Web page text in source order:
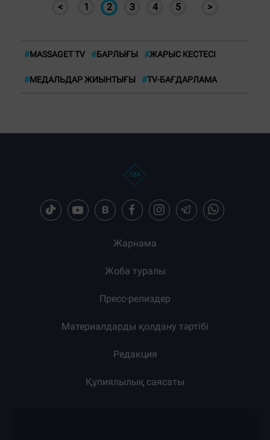
< 1 2 3 4 5 >
#MASSAGET TV #БАРЛЫҒЫ #ЖАРЫС КЕСТЕСІ
#МЕДАЛЬДАР ЖИЫНТЫҒЫ #TV-БАҒДАРЛАМА
Жарнама
Жоба туралы
Пресс-релиздер
Материалдарды қолдану тәртібі
Редакция
Құпиялылық саясаты